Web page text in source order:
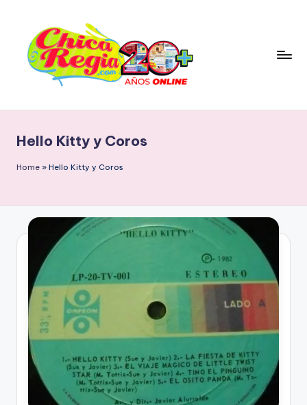
content
i
c
R
e
a
&
Cultura
Popular
Hello Kitty y Coros
Home » Hello Kitty y Coros